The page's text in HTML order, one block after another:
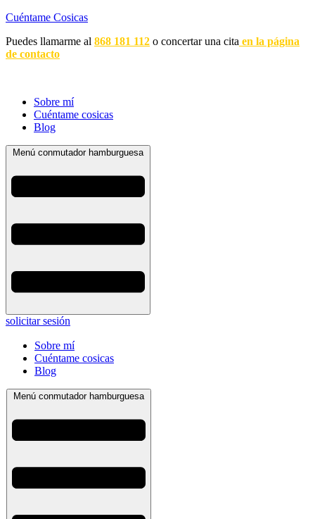
Cuéntame Cosicas
Puedes llamarme al 868 181 112 o concertar una cita en la página
de contacto
Sobre mí
Cuéntame cosicas
Blog
Menú conmutador hamburguesa
solicitar sesión
Sobre mí
Cuéntame cosicas
Blog
Menú conmutador hamburguesa